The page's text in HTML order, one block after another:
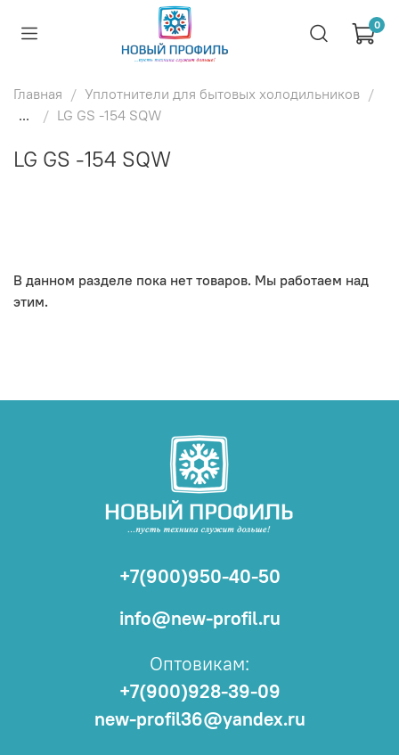
0
Главная
Уплотнители для бытовых холодильников
...
LG GS -154 SQW
LG GS -154 SQW
В данном разделе пока нет товаров. Мы работаем над
этим.
+7(900)950-40-50
info@new-profil.ru
Оптовикам:
+7(900)928-39-09
new-profil36@yandex.ru